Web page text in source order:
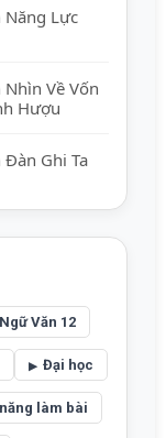
Năng Lực
Nhìn Về Vốn
Hượu
Đàn Ghi Ta
Ngữ Văn 12
Đại học
làm bài